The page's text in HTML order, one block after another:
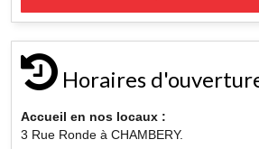
Horaires
Accueil en nos locaux :
3 Rue Ronde à CHAMBERY.